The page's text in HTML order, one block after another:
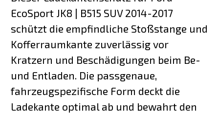
EcoSport JK8 | B515 SUV 2014-2017
schützt die empfindliche Stoßstange und
Kofferraumkante zuverlässig vor
Kratzern und Beschädigungen beim Be-
und Entladen. Die passgenaue,
fahrzeugspezifische Form deckt die
Ladekante optimal ab und bewahrt den